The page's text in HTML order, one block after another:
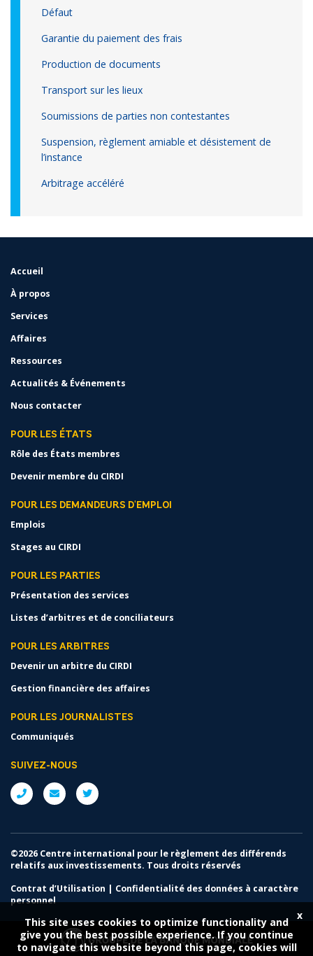
Défaut
Garantie du paiement des frais
Production de documents
Transport sur les lieux
Soumissions de parties non contestantes
Suspension, règlement amiable et désistement de
l’instance
Arbitrage accéléré
FOOTER
Accueil
À propos
Services
Affaires
Ressources
Actualités & Événements
Nous contacter
POUR LES ÉTATS
Rôle des États membres
Devenir membre du CIRDI
POUR LES DEMANDEURS D'EMPLOI
Emplois
Stages au CIRDI
POUR LES PARTIES
Présentation des services
Listes d’arbitres et de conciliateurs
POUR LES ARBITRES
Devenir un arbitre du CIRDI
Gestion financière des affaires
POUR LES JOURNALISTES
Communiqués
SUIVEZ-NOUS
x
This site uses cookies to optimize functionality and
give you the best possible experience. If you continue
to navigate this website beyond this page, cookies will
©2026 Centre international pour le règlement des différends
relatifs aux investissements. Tous droits réservés
Contrat d’Utilisation | Confidentialité des données à caractère
personnel